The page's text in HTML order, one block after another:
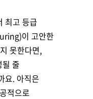
최고 등급
이 고안한
못한다면,
줄
요. 아직은
적으로